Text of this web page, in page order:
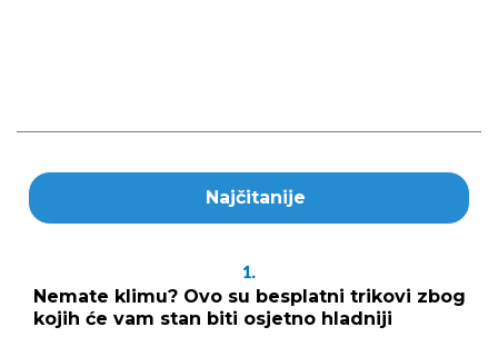
Najčitanije
1.
Nemate klimu? Ovo su besplatni trikovi zbog
kojih će vam stan biti osjetno hladniji